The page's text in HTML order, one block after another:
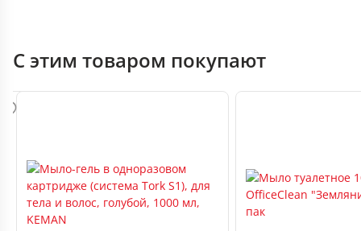
С этим товаром покупают